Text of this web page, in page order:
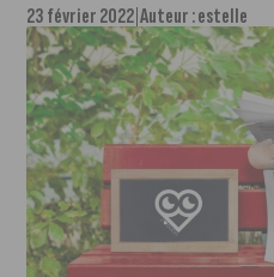
23 février 2022 Auteur :estelle